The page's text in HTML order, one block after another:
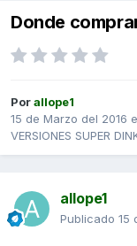
Donde
Porallope1
15 de Marzo del 2016
VERSIONES SUPER
allope1
Publicado 15